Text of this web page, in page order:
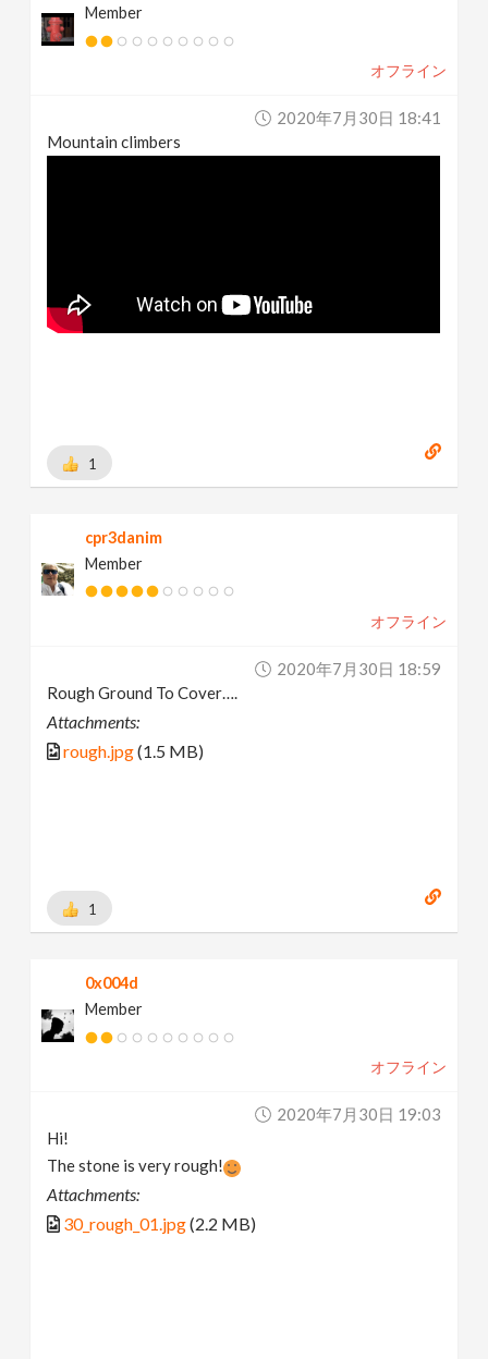
Member
オフライン
2020年7月30日 18:41
Mountain climbers
1
cpr3danim
Member
オフライン
2020年7月30日 18:59
Rough Ground To Cover….
Attachments:
rough.jpg(1.5 MB)
1
0x004d
Member
オフライン
2020年7月30日 19:03
Hi!
The stone is very rough!
Attachments:
30_rough_01.jpg(2.2 MB)